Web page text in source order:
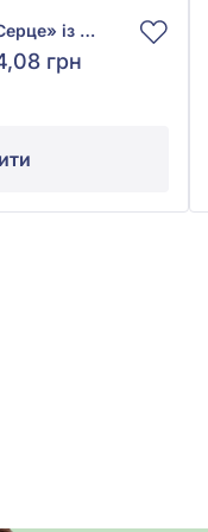
Сережки-підвіски «Серце» із жовтого золота 585°, арт. 4010023ж
грн